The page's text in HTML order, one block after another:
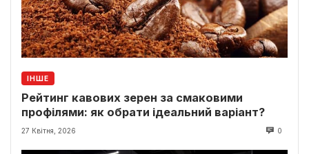
ІНШЕ
Рейтинг кавових зерен за смаковими
профілями: як обрати ідеальний варіант?
27 Квітня, 2026 0